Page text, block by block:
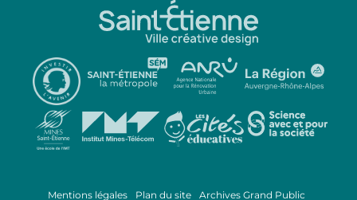
Mentions légales Plan du site Archives Grand Public